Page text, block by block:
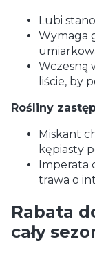
Lubi
Wymaga
Wczesną
liście, by
Rośliny
Miskant
kępiasty
Imperata
trawa o
Rabata
cały